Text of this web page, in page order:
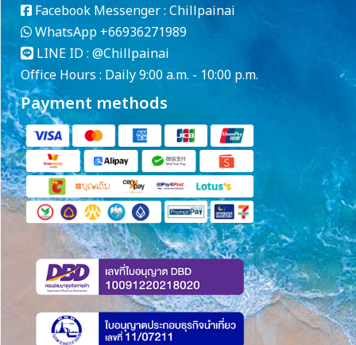
Facebook Messenger : Chillpainai
WhatsApp +66936271989
LINE ID : @Chillpainai
Office Hours : Daily 9:00 a.m. - 10:00 p.m.
Payment methods